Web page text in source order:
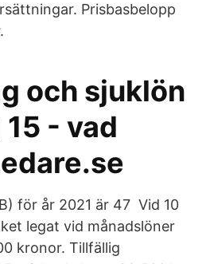
Prisbasbelopp
och sjuklön
- vad
för år 2021 är 47 Vid 10
legat vid månadslöner
kronor. Tillfällig